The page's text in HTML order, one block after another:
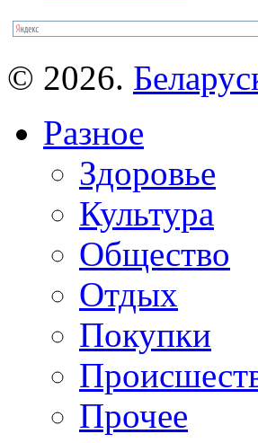
© 2026.
Разное
Здоровье
Культура
Общество
Отдых
Покупки
Прочее